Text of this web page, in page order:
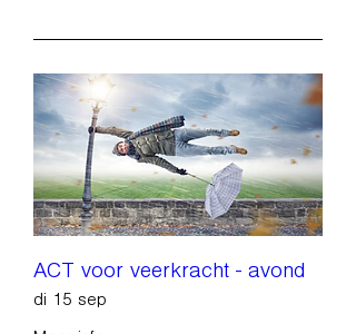
ACT voor veerkracht - avond
di 15 sep